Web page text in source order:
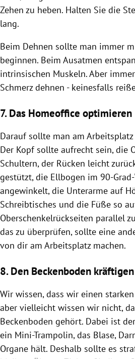
Zehen zu heben. Halten Sie die
lang.
Beim Dehnen sollte man immer
beginnen. Beim Ausatmen
intrinsischen Muskeln. Aber
Schmerz dehnen - keinesfalls
7. Das Homeoffice optimieren
Darauf sollte man am Arbeitsplatz
Der Kopf sollte aufrecht sein, die
Schultern, der Rücken leicht
gestützt, die Ellbogen im 90-
angewinkelt, die Unterarme auf
Schreibtisches und die Füße so
Oberschenkelrückseiten parallel
das zu überprüfen, sollte eine
von dir am Arbeitsplatz machen.
8. Den Beckenboden kräftigen
Wir wissen, dass wir einen
aber vielleicht wissen wir nicht,
Beckenboden gehört. Dabei ist
ein Mini-Trampolin, das Blase,
Organe hält. Deshalb sollte es